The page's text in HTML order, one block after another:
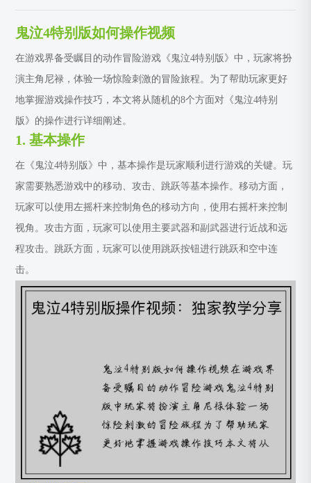
鬼泣4特别版如何操作视频
在游戏界备受瞩目的动作冒险游戏《鬼泣4特别版》中，玩家将扮
演主角尼禄，体验一场惊险刺激的冒险旅程。为了帮助玩家更好
地掌握游戏操作技巧，本文将从随机的8个方面对《鬼泣4特别
版》的操作进行详细阐述。
1. 基本操作
在《鬼泣4特别版》中，基本操作是玩家顺利进行游戏的关键。玩
家需要熟悉游戏中的移动、攻击、跳跃等基本操作。移动方面，
玩家可以使用左摇杆来控制角色的移动方向，使用右摇杆来控制
视角。攻击方面，玩家可以使用主要武器和副武器进行近战和远
程攻击。跳跃方面，玩家可以使用跳跃按钮进行跳跃和空中连
击。